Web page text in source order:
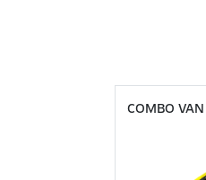
COMBO VAN